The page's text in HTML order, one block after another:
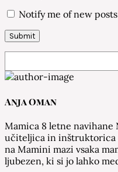
Notify me of new
Anja Oman
Mamica 8 letne navihane
učiteljica in inštruktorica
na Mamini mazi vsaka
ljubezen, ki si jo lahko